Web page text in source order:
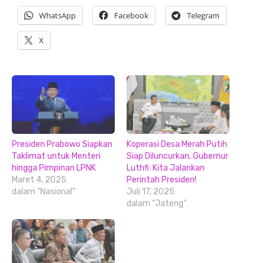
WhatsApp Facebook Telegram
X
Presiden Prabowo Siapkan
Taklimat untuk Menteri
hingga Pimpinan LPNK
Maret 4, 2025
dalam "Nasional"
Koperasi Desa Merah Putih
Siap Diluncurkan, Gubernur
Luthfi: Kita Jalankan
Perintah Presiden!
Juli 17, 2025
dalam "Jateng"